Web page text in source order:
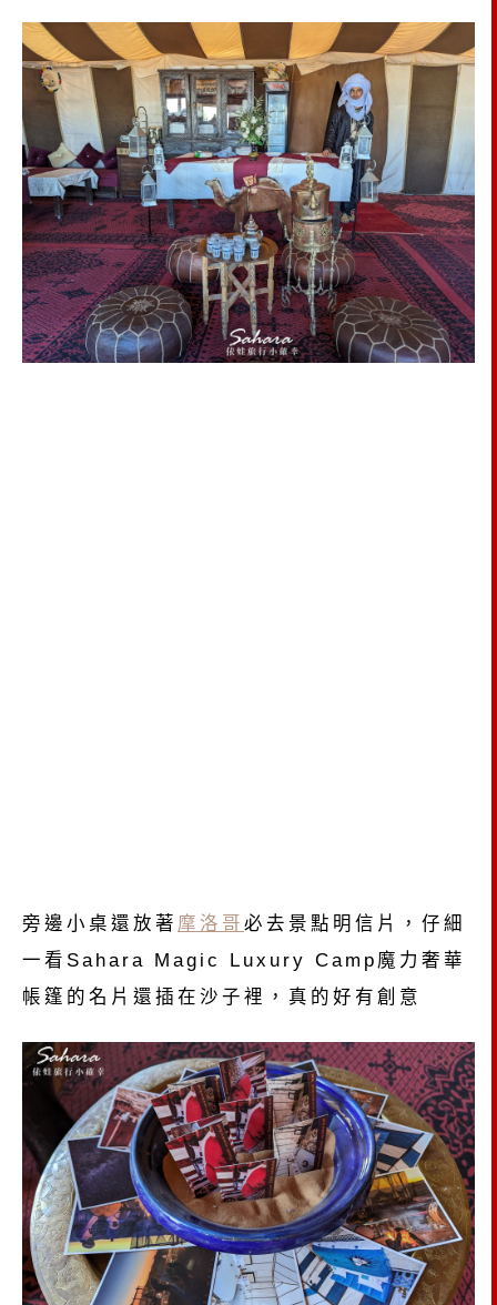
旁邊小桌還放著 摩洛哥 必去景點明信片，仔細
一看Sahara Magic Luxury Camp魔力奢華
帳篷的名片還插在沙子裡，真的好有創意